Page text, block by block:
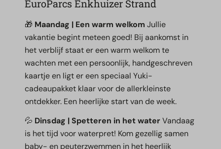
EuroParcs Enkhuizer Strand
🎁 Maandag | Een warm welkom Jullie
vakantie begint meteen goed! Bij aankomst in
het verblijf staat er een warm welkom te
wachten met een persoonlijk, handgeschreven
kaartje en ligt er een speciaal Yuki-
cadeaupakket klaar voor de allerkleinste
ontdekker. Een heerlijke start van de week.
💦 Dinsdag | Spetteren in het waterVandaag
is het tijd voor waterpret! Kom gezellig samen
baby- en peuterzwemmen in het heerlijk